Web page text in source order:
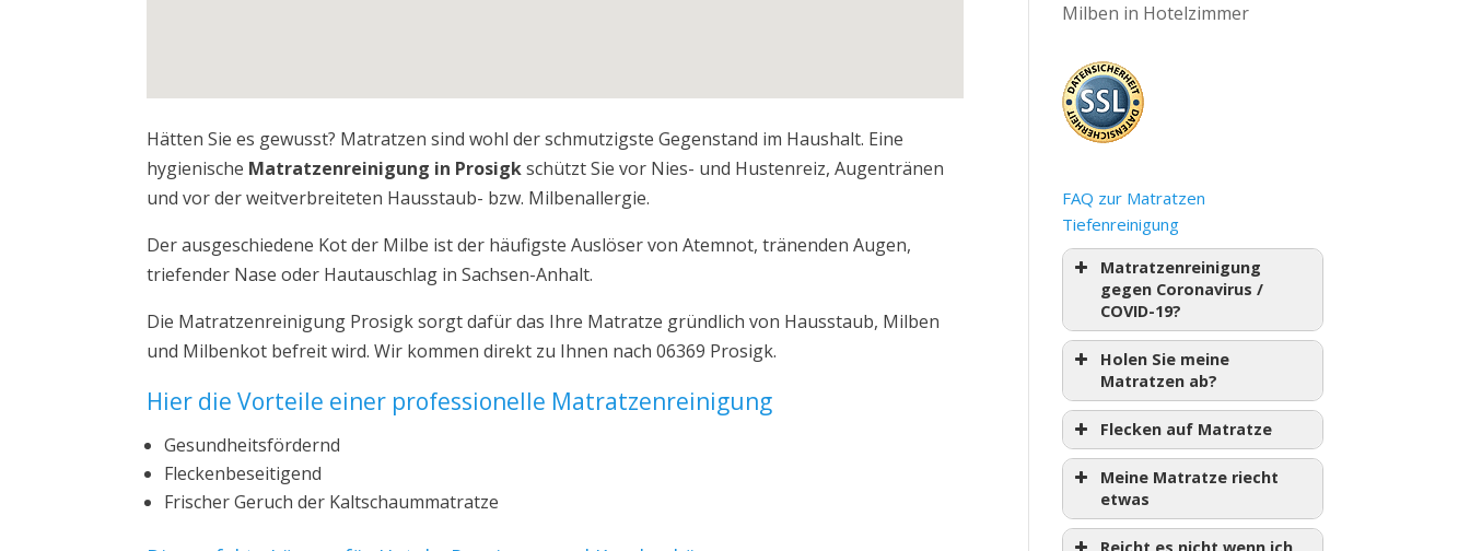
Hätten Sie es gewusst? Matratzen sind wohl der schmutzigste Gegenstand im Haushalt. Eine
hygienische Matratzenreinigung in Prosigkschützt Sie vor Nies- und Hustenreiz, Augentränen
und vor der weitverbreiteten Hausstaub- bzw. Milbenallergie.
Der ausgeschiedene Kot der Milbe ist der häufigste Auslöser von Atemnot, tränenden Augen,
triefender Nase oder Hautauschlag in Sachsen-Anhalt.
Die Matratzenreinigung Prosigk sorgt dafür das Ihre Matratze gründlich von Hausstaub, Milben
und Milbenkot befreit wird. Wir kommen direkt zu Ihnen nach 06369 Prosigk.
Hier die Vorteile einer professionelle Matratzenreinigung
Gesundheitsfördernd
Fleckenbeseitigend
Frischer Geruch der Kaltschaummatratze
Milben in Hotelzimmer
FAQ zur Matratzen
Tiefenreinigung
Matratzenreinigung
gegen Coronavirus /
COVID-19?
Holen Sie meine
Matratzen ab?
Flecken auf Matratze
Meine Matratze riecht
etwas